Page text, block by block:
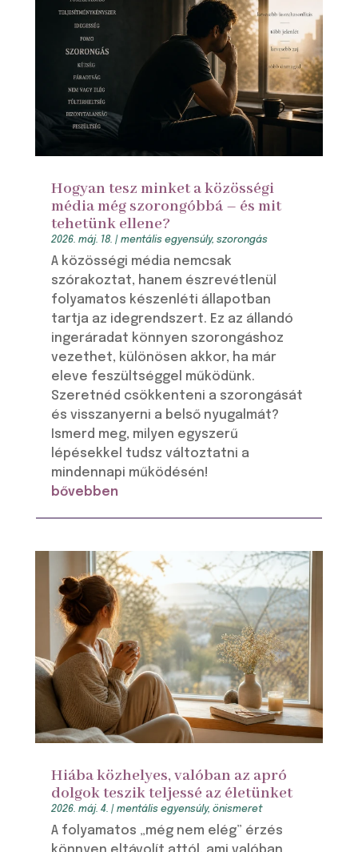
Hogyan tesz minket a közösségi
média még szorongóbbá – és mit
tehetünk ellene?
2026. máj. 18. | mentális egyensúly, szorongás
A közösségi média nemcsak
szórakoztat, hanem észrevétlenül
folyamatos készenléti állapotban
tartja az idegrendszert. Ez az állandó
ingeráradat könnyen szorongáshoz
vezethet, különösen akkor, ha már
eleve feszültséggel működünk.
Szeretnéd csökkenteni a szorongását
és visszanyerni a belső nyugalmát?
Ismerd meg, milyen egyszerű
lépésekkel tudsz változtatni a
mindennapi működésén!
bővebben
Hiába közhelyes, valóban az apró
dolgok teszik teljessé az életünket
2026. máj. 4. | mentális egyensúly, önismeret
A folyamatos „még nem elég” érzés